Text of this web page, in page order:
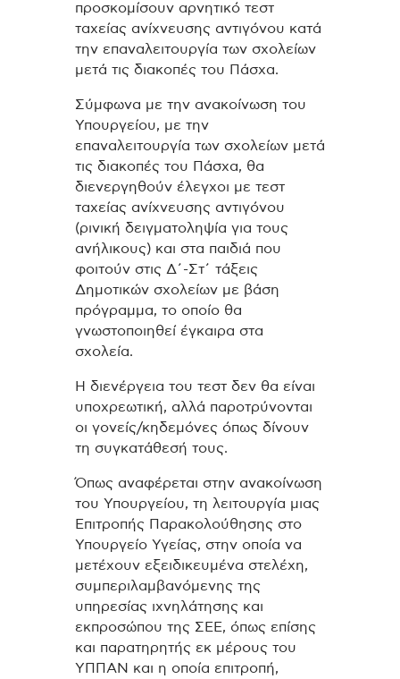
προσκομίσουν αρνητικό τεστ
ταχείας ανίχνευσης αντιγόνου κατά
την επαναλειτουργία των σχολείων
μετά τις διακοπές του Πάσχα.
Σύμφωνα με την ανακοίνωση του
Υπουργείου, με την
επαναλειτουργία των σχολείων μετά
τις διακοπές του Πάσχα, θα
διενεργηθούν έλεγχοι με τεστ
ταχείας ανίχνευσης αντιγόνου
(ρινική δειγματοληψία για τους
ανήλικους) και στα παιδιά που
φοιτούν στις Δ΄-Στ΄ τάξεις
Δημοτικών σχολείων με βάση
πρόγραμμα, το οποίο θα
γνωστοποιηθεί έγκαιρα στα
σχολεία.
Η διενέργεια του τεστ δεν θα είναι
υποχρεωτική, αλλά παροτρύνονται
οι γονείς/κηδεμόνες όπως δίνουν
τη συγκατάθεσή τους.
Όπως αναφέρεται στην ανακοίνωση
του Υπουργείου, τη λειτουργία μιας
Επιτροπής Παρακολούθησης στο
Υπουργείο Υγείας, στην οποία να
μετέχουν εξειδικευμένα στελέχη,
συμπεριλαμβανόμενης της
υπηρεσίας ιχνηλάτησης και
εκπροσώπου της ΣΕΕ, όπως επίσης
και παρατηρητής εκ μέρους του
ΥΠΠΑΝ και η οποία επιτροπή,